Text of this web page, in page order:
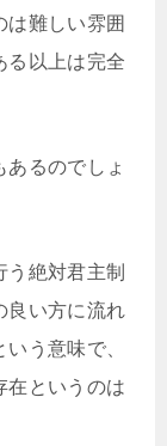
難しい雰囲
る以上は完全
るのでしょ
絶対君主制
良い方に流れ
う意味で、
在というのは